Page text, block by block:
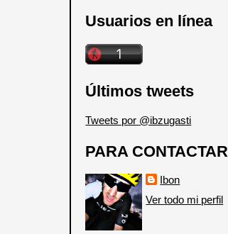
Usuarios en línea
Últimos tweets
Tweets por @ibzugasti
PARA CONTACTAR
Ibon
Ver todo mi perfil